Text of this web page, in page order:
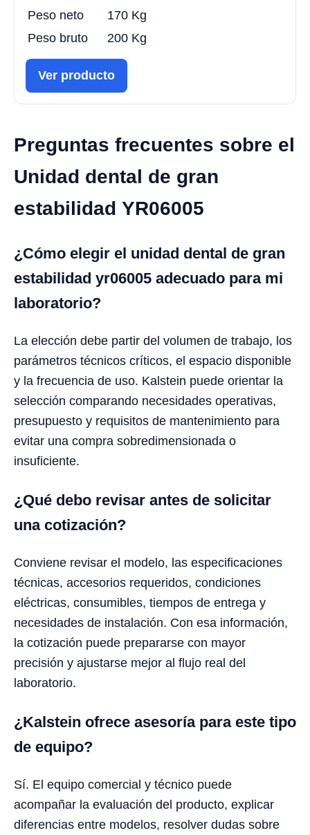
Peso neto
170 Kg
Peso bruto
200 Kg
Ver producto
Preguntas frecuentes sobre el
Unidad dental de gran
estabilidad YR06005
¿Cómo elegir el unidad dental de gran
estabilidad yr06005 adecuado para mi
laboratorio?
La elección debe partir del volumen de trabajo, los
parámetros técnicos críticos, el espacio disponible
y la frecuencia de uso. Kalstein puede orientar la
selección comparando necesidades operativas,
presupuesto y requisitos de mantenimiento para
evitar una compra sobredimensionada o
insuficiente.
¿Qué debo revisar antes de solicitar
una cotización?
Conviene revisar el modelo, las especificaciones
técnicas, accesorios requeridos, condiciones
eléctricas, consumibles, tiempos de entrega y
necesidades de instalación. Con esa información,
la cotización puede prepararse con mayor
precisión y ajustarse mejor al flujo real del
laboratorio.
¿Kalstein ofrece asesoría para este tipo
de equipo?
Sí. El equipo comercial y técnico puede
acompañar la evaluación del producto, explicar
diferencias entre modelos, resolver dudas sobre